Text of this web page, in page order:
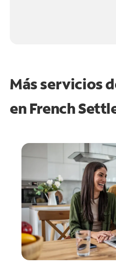
Más servicios
en French